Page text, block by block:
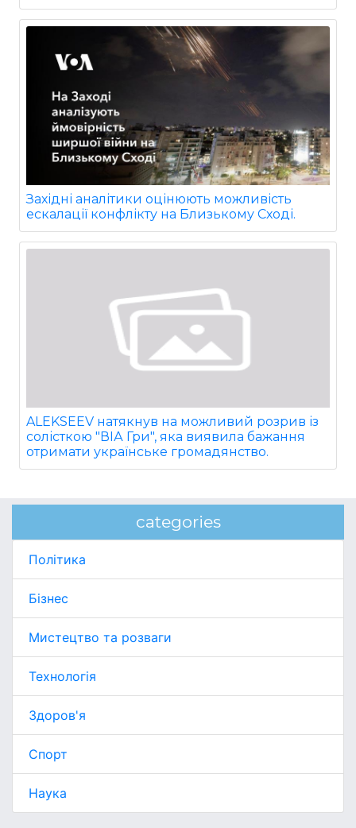
Західні аналітики оцінюють можливість
ескалації конфлікту на Близькому Сході.
ALEKSEEV натякнув на можливий розрив із
солісткою "ВІА Гри", яка виявила бажання
отримати українське громадянство.
categories
Політика
Бізнес
Мистецтво та розваги
Технологія
Здоров'я
Спорт
Наука